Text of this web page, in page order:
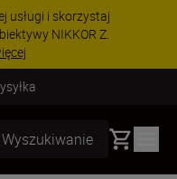
usługi i skorzystaj
NIKKOR Z.
Wyszukiwanie Basket